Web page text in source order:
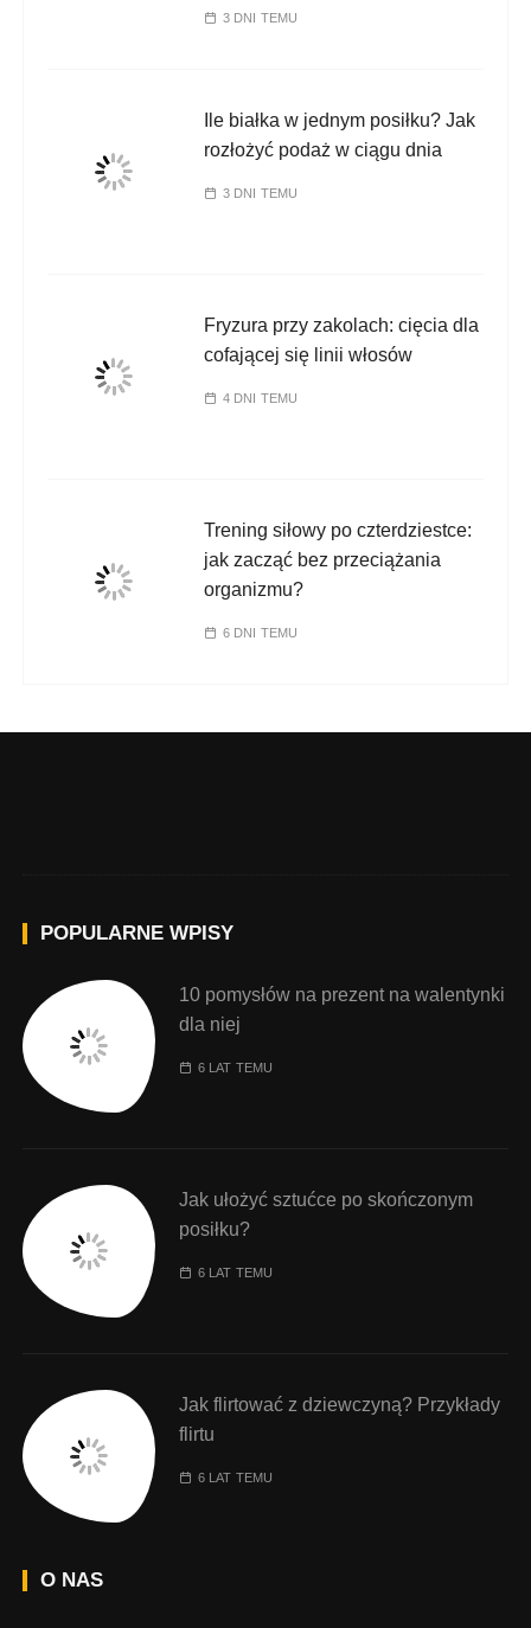
3 DNI TEMU
Ile białka w jednym posiłku? Jak
rozłożyć podaż w ciągu dnia
3 DNI TEMU
Fryzura przy zakolach: cięcia dla
cofającej się linii włosów
4 DNI TEMU
Trening siłowy po czterdziestce:
jak zacząć bez przeciążania
organizmu?
6 DNI TEMU
POPULARNE WPISY
10 pomysłów na prezent na walentynki
dla niej
6 LAT TEMU
Jak ułożyć sztućce po skończonym
posiłku?
6 LAT TEMU
Jak flirtować z dziewczyną? Przykłady
flirtu
6 LAT TEMU
O NAS